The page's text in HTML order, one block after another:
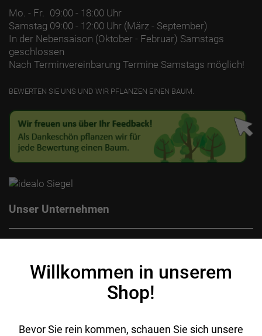
Mo. - Fr. 09:00 - 18:00 Uhr
Samstag 09:00 - 12:00 Uhr (März - September)
In der Nebensaison (Oktober - Februar) Samstags
geschlossen
Nach Terminvereinbarung Termine Samstags möglich!
BEWERTEN SIE UNS UND WIR PFLANZEN EINEN BAUM.
Unser Unternehmen
Datenschutz
Ihr Einkauf
Willkommen in unserem
Shop!
Bevor Sie rein kommen, schauen Sie sich unsere